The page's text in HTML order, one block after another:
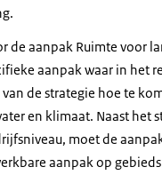
de aanpak Ruimte voor
aanpak waar in het
de strategie hoe te
en klimaat. Naast het
moet de
aanpak op